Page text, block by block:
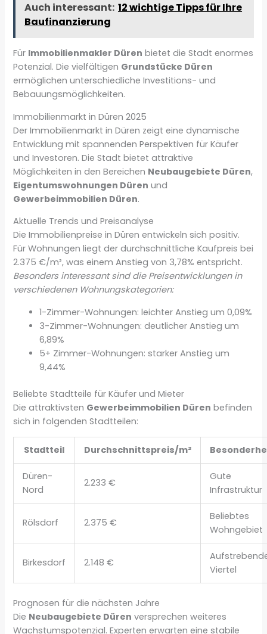
Auch interessant: 12 wichtige Tipps für Ihre
Baufinanzierung
Für Immobilienmakler Düren bietet die Stadt enormes
Potenzial. Die vielfältigen Grundstücke Düren
ermöglichen unterschiedliche Investitions- und
Bebauungsmöglichkeiten.
Immobilienmarkt in Düren 2025
Der Immobilienmarkt in Düren zeigt eine dynamische
Entwicklung mit spannenden Perspektiven für Käufer
und Investoren. Die Stadt bietet attraktive
Möglichkeiten in den Bereichen Neubaugebiete Düren,
Eigentumswohnungen Düren und
Gewerbeimmobilien Düren.
Aktuelle Trends und Preisanalyse
Die Immobilienpreise in Düren entwickeln sich positiv.
Für Wohnungen liegt der durchschnittliche Kaufpreis bei
2.375 €/m², was einem Anstieg von 3,78% entspricht.
Besonders interessant sind die Preisentwicklungen in
verschiedenen Wohnungskategorien:
1-Zimmer-Wohnungen: leichter Anstieg um 0,09%
3-Zimmer-Wohnungen: deutlicher Anstieg um
6,89%
5+ Zimmer-Wohnungen: starker Anstieg um
9,44%
Beliebte Stadtteile für Käufer und Mieter
Die attraktivsten Gewerbeimmobilien Düren befinden
sich in folgenden Stadtteilen:
Stadtteil Durchschnittspreis/m²
Düren-
Nord
2.233 €
Gute
Infrastruktur
Rölsdorf 2.375 €
Beliebtes
Wohngebiet
Birkesdorf 2.148 €
Viertel
Prognosen für die nächsten Jahre
Die Neubaugebiete Düren versprechen weiteres
Wachstumspotenzial. Experten erwarten eine stabile